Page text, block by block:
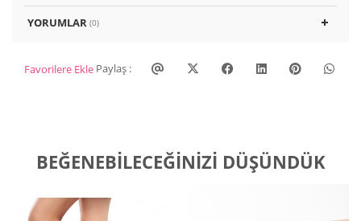
YORUMLAR (0)
Favorilere Ekle Paylaş :
BEĞENEBILECEĞINIZI DÜŞÜNDÜK